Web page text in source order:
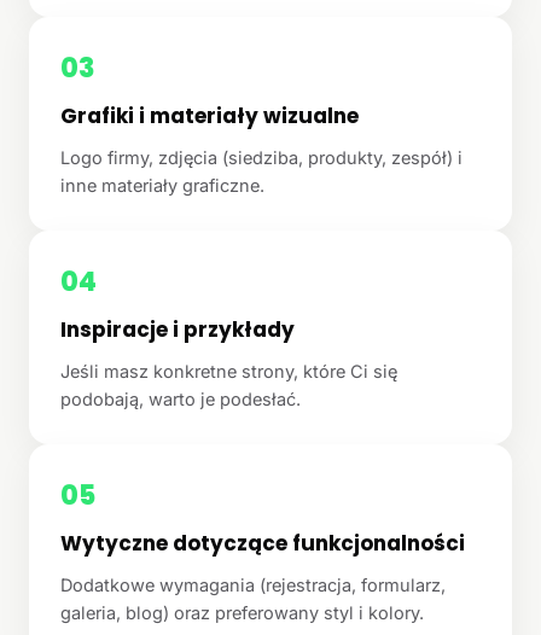
03
Grafiki i materiały wizualne
Logo firmy, zdjęcia (siedziba, produkty, zespół) i
inne materiały graficzne.
04
Inspiracje i przykłady
Jeśli masz konkretne strony, które Ci się
podobają, warto je podesłać.
05
Wytyczne dotyczące funkcjonalności
Dodatkowe wymagania (rejestracja, formularz,
galeria, blog) oraz preferowany styl i kolory.